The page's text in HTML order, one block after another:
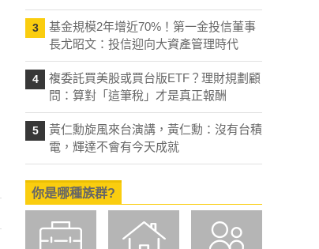
3
基金規模2年增近70%！第一金投信董事
長尤昭文：投信迎向大資產管理時代
4
複委託買美股或買台版ETF？理財規劃顧
問：算對「這筆稅」才是真正報酬
5
黃仁勳旋風來台演講，黃仁勳：沒有台積
電，輝達不會有今天成就
你是哪種族群?